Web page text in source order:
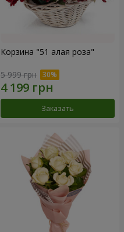
Корзина "51 алая роза"
5 999 грн
Заказать